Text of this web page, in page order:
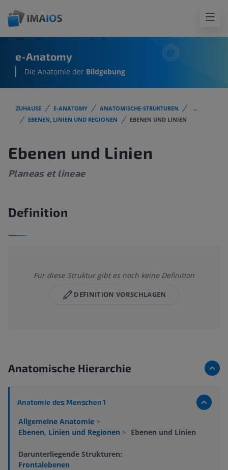
e-Anatomy
Die Anatomie der Bildgebung
ZUHAUSE E-ANATOMY ANATOMISCHE-STRUKTUREN
...
EBENEN, LINIEN UND REGIONEN
EBENEN UND LINIEN
Ebenen und Linien
Planeas et lineae
Definition
Für diese Struktur gibt es noch keine Definition
DEFINITION VORSCHLAGEN
Anatomische Hierarchie
Anatomie des Menschen 1
Allgemeine Anatomie >
Ebenen, Linien und Regionen > Ebenen und Linien
Darunterliegende Strukturen:
Frontalebenen